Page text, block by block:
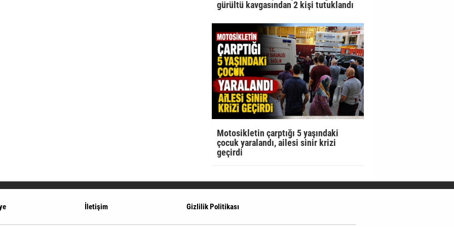
gürültü kavgasından 2 kişi tutuklandı
Motosikletin çarptığı 5 yaşındaki
çocuk yaralandı, ailesi sinir krizi
geçirdi
İletişim Gizlilik Politikası